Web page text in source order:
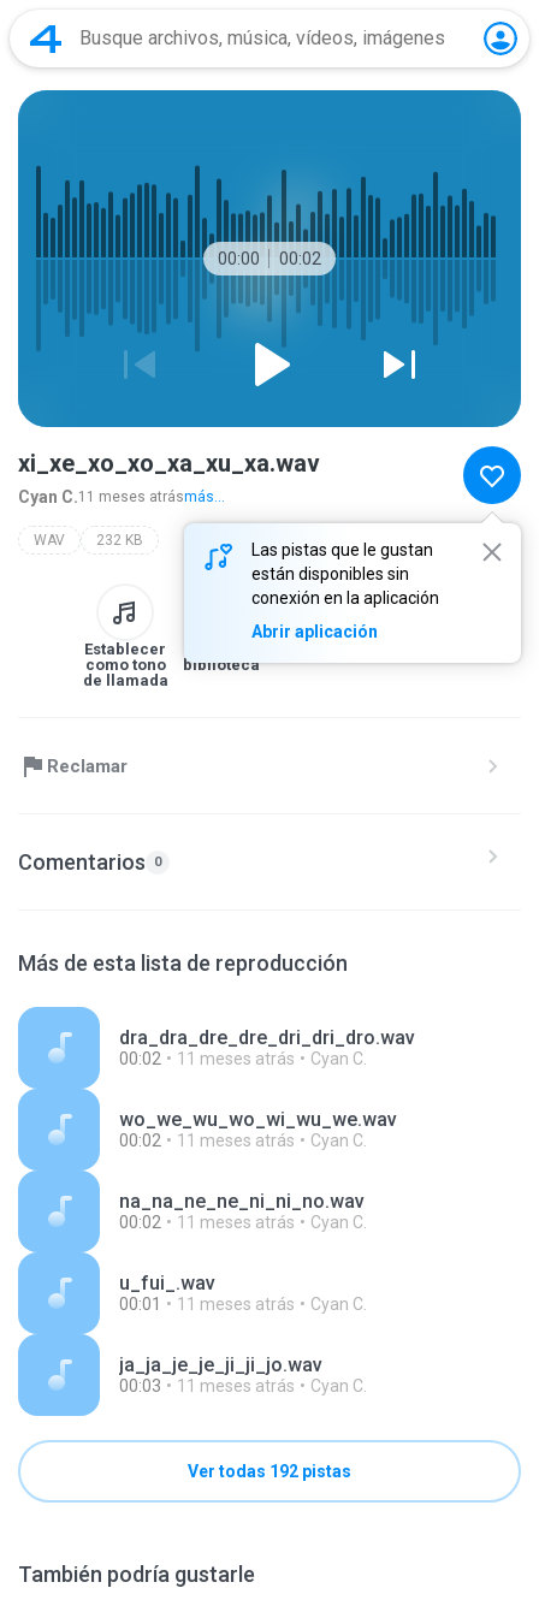
00:00 00:02
Las pistas que le gustan
están disponibles sin
conexión en la aplicación
Abrir aplicación
xi_xe_xo_xo_xa_xu_xa.wav
Cyan C.11 meses atrásmás...
WAV 232 KB
Establecer
como tono
de llamada
biblioteca
Reclamar
Comentarios 0
Más de esta lista de reproducción
dra_dra_dre_dre_dri_dri_dro.wav
00:02 11 meses atrás Cyan C.
wo_we_wu_wo_wi_wu_we.wav
00:02 11 meses atrás Cyan C.
na_na_ne_ne_ni_ni_no.wav
00:02 11 meses atrás Cyan C.
u_fui_.wav
00:01 11 meses atrás Cyan C.
ja_ja_je_je_ji_ji_jo.wav
00:03 11 meses atrás Cyan C.
Ver todas 192 pistas
También podría gustarle